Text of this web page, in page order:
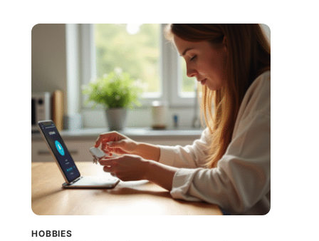
HOBBIES